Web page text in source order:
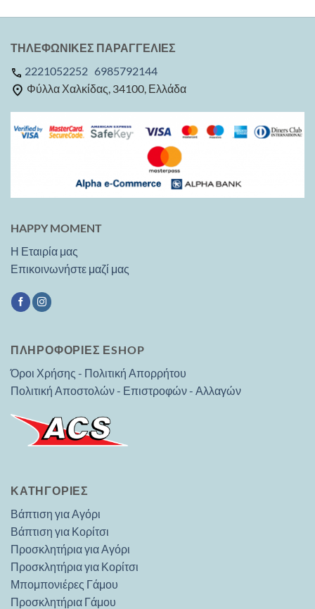
HAPPY MOMENT
Η Εταιρία μας
Επικοινωνήστε μαζί μας
ΠΛΗΡΟΦΟΡΙΕΣ ΕSHOP
Όροι Χρήσης - Πολιτική Απορρήτου
Πολιτική Αποστολών - Επιστροφών - Αλλαγών
ΤΗΛΕΦΩΝΙΚΕΣ ΠΑΡΑΓΓΕΛΙΕΣ
2221052252 6985792144
Φύλλα Χαλκίδας, 34100, Ελλάδα
ΚΑΤΗΓΟΡΊΕΣ
Βάπτιση για Αγόρι
Βάπτιση για Κορίτσι
Προσκλητήρια για Αγόρι
Προσκλητήρια για Κορίτσι
Μπομπονιέρες Γάμου
Προσκλητήρια Γάμου